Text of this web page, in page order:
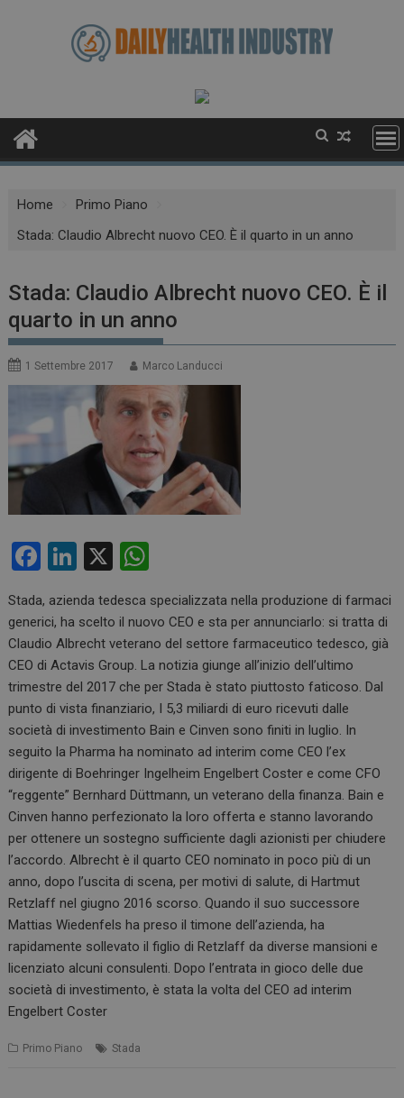
Home
Primo Piano
Stada: Claudio Albrecht nuovo CEO. È il quarto in un anno
Stada: Claudio Albrecht nuovo CEO. È il
quarto in un anno
1 Settembre 2017 Marco Landucci
F
ce
b
o
o
k
Li
ke
dI
n
X
at
s
A
p
p
Stada, azienda tedesca specializzata nella produzione di farmaci
generici, ha scelto il nuovo CEO e sta per annunciarlo: si tratta di
Claudio Albrecht veterano del settore farmaceutico tedesco, già
CEO di Actavis Group. La notizia giunge all’inizio dell’ultimo
trimestre del 2017 che per Stada è stato piuttosto faticoso. Dal
punto di vista finanziario, I 5,3 miliardi di euro ricevuti dalle
società di investimento Bain e Cinven sono finiti in luglio. In
seguito la Pharma ha nominato ad interim come CEO l’ex
dirigente di Boehringer Ingelheim Engelbert Coster e come CFO
“reggente” Bernhard Düttmann, un veterano della finanza. Bain e
Cinven hanno perfezionato la loro offerta e stanno lavorando
per ottenere un sostegno sufficiente dagli azionisti per chiudere
l’accordo. Albrecht è il quarto CEO nominato in poco più di un
anno, dopo l’uscita di scena, per motivi di salute, di Hartmut
Retzlaff nel giugno 2016 scorso. Quando il suo successore
Mattias Wiedenfels ha preso il timone dell’azienda, ha
rapidamente sollevato il figlio di Retzlaff da diverse mansioni e
licenziato alcuni consulenti. Dopo l’entrata in gioco delle due
società di investimento, è stata la volta del CEO ad interim
Engelbert Coster
Primo Piano Stada